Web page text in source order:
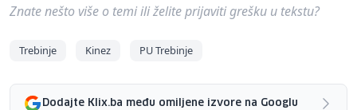
Znate nešto više o temi ili želite prijaviti grešku u tekstu?
Trebinje Kinez PU Trebinje
Dodajte Klix.ba među omiljene izvore na Googlu